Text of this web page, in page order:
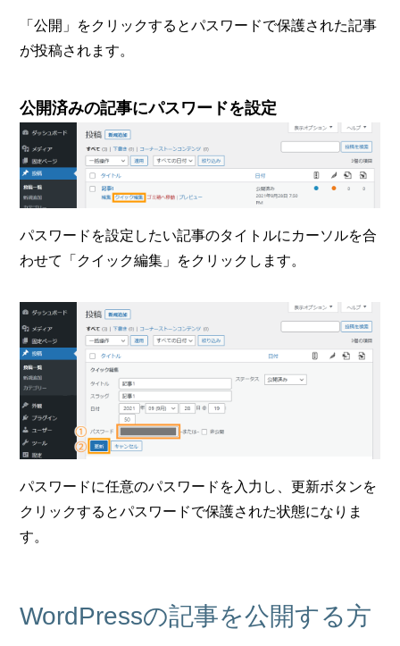
「公開」をクリックするとパスワードで保護された記事
が投稿されます。
公開済みの記事にパスワードを設定
パスワードを設定したい記事のタイトルにカーソルを合
わせて「クイック編集」をクリックします。
パスワードに任意のパスワードを入力し、更新ボタンを
クリックするとパスワードで保護された状態になりま
す。
WordPressの記事を公開する方